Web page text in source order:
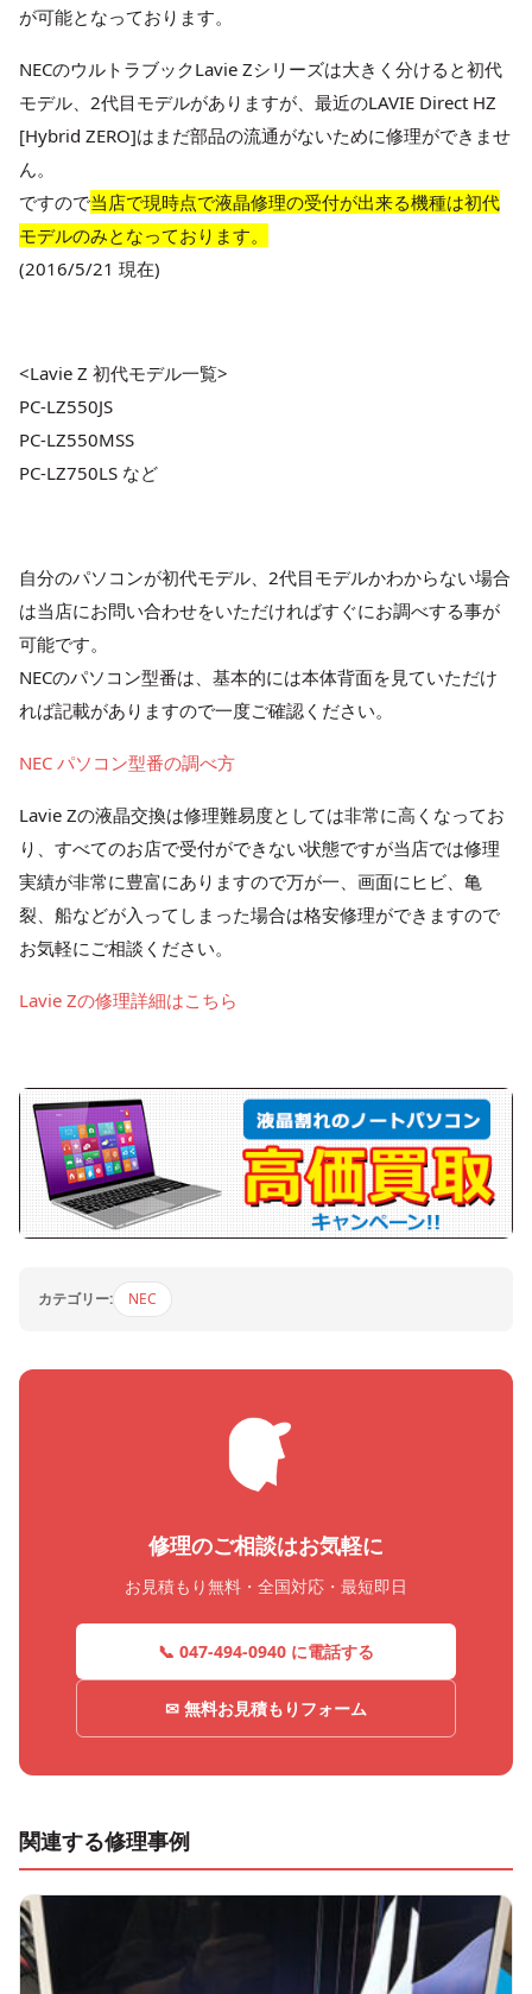
が可能となっております。
NECのウルトラブックLavie Zシリーズは大きく分けると初代
モデル、2代目モデルがありますが、最近のLAVIE Direct HZ
[Hybrid ZERO]はまだ部品の流通がないために修理ができませ
ん。
ですので当店で現時点で液晶修理の受付が出来る機種は初代
モデルのみとなっております。
(2016/5/21 現在)
<Lavie Z 初代モデル一覧>
PC-LZ550JS
PC-LZ550MSS
PC-LZ750LS など
自分のパソコンが初代モデル、2代目モデルかわからない場合
は当店にお問い合わせをいただければすぐにお調べする事が
可能です。
NECのパソコン型番は、基本的には本体背面を見ていただけ
れば記載がありますので一度ご確認ください。
NEC パソコン型番の調べ方
Lavie Zの液晶交換は修理難易度としては非常に高くなってお
り、すべてのお店で受付ができない状態ですが当店では修理
実績が非常に豊富にありますので万が一、画面にヒビ、亀
裂、船などが入ってしまった場合は格安修理ができますので
お気軽にご相談ください。
Lavie Zの修理詳細はこちら
カテゴリー: NEC
修理のご相談はお気軽に
お見積もり無料・全国対応・最短即日
📞 047-494-0940 に電話する
✉ 無料お見積もりフォーム
関連する修理事例